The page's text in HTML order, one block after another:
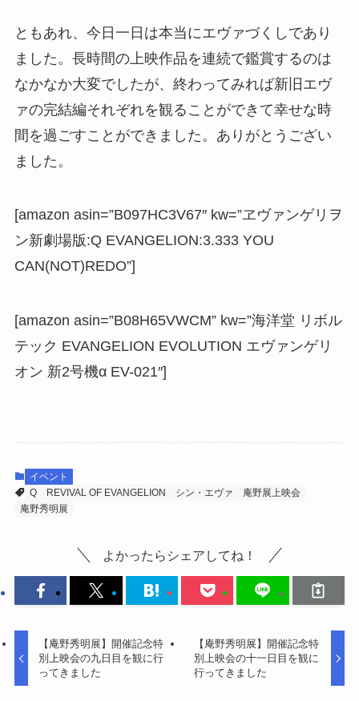
ともあれ、今日一日は本当にエヴァづくしであり
ました。長時間の上映作品を連続で鑑賞するのは
なかなか大変でしたが、終わってみれば新旧エヴ
ァの完結編それぞれを観ることができて幸せな時
間を過ごすことができました。ありがとうござい
ました。
[amazon asin=”B097HC3V67″ kw=”ヱヴァンゲリヲ
ン新劇場版:Q EVANGELION:3.333 YOU
CAN(NOT)REDO”]
[amazon asin=”B08H65VWCM” kw=”海洋堂 リボル
テック EVANGELION EVOLUTION エヴァンゲリ
オン 新2号機α EV-021″]
イベント
Q
REVIVAL OF EVANGELION シン・エヴァ
庵野展上映会
庵野秀明展
よかったらシェアしてね！
【庵野秀明展】開催記念特
別上映会の九日目を観に行
ってきました
【庵野秀明展】開催記念特
別上映会の十一日目を観に
行ってきました